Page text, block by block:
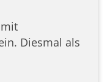
Diesmal als